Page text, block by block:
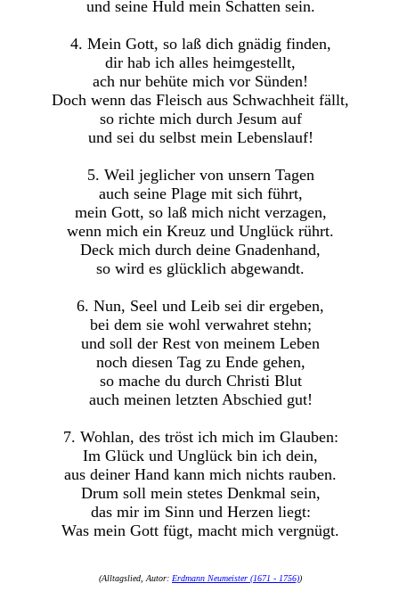
und seine Huld mein Schatten sein.
4. Mein Gott, so laß dich gnädig finden,
dir hab ich alles heimgestellt,
ach nur behüte mich vor Sünden!
Doch wenn das Fleisch aus Schwachheit fällt,
so richte mich durch Jesum auf
und sei du selbst mein Lebenslauf!
5. Weil jeglicher von unsern Tagen
auch seine Plage mit sich führt,
mein Gott, so laß mich nicht verzagen,
wenn mich ein Kreuz und Unglück rührt.
Deck mich durch deine Gnadenhand,
so wird es glücklich abgewandt.
6. Nun, Seel und Leib sei dir ergeben,
bei dem sie wohl verwahret stehn;
und soll der Rest von meinem Leben
noch diesen Tag zu Ende gehen,
so mache du durch Christi Blut
auch meinen letzten Abschied gut!
7. Wohlan, des tröst ich mich im Glauben:
Im Glück und Unglück bin ich dein,
aus deiner Hand kann mich nichts rauben.
Drum soll mein stetes Denkmal sein,
das mir im Sinn und Herzen liegt:
Was mein Gott fügt, macht mich vergnügt.
(Alltagslied, Autor: Erdmann Neumeister (1671 - 1756))